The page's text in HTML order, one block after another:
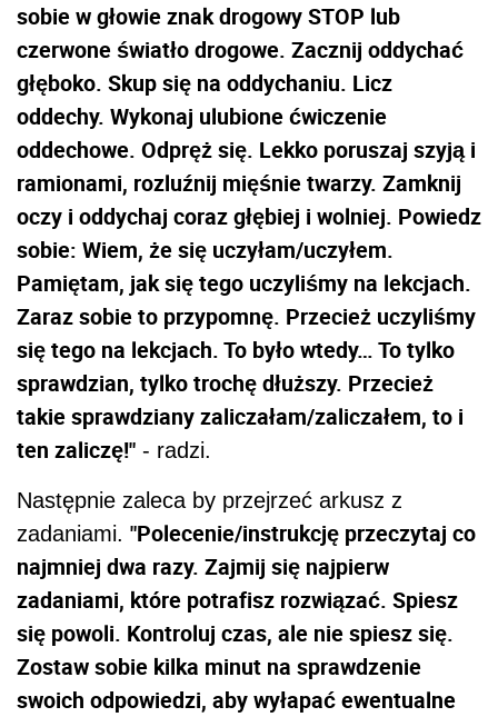
sobie w głowie znak drogowy STOP lub
czerwone światło drogowe. Zacznij oddychać
głęboko. Skup się na oddychaniu. Licz
oddechy. Wykonaj ulubione ćwiczenie
oddechowe. Odpręż się. Lekko poruszaj szyją i
ramionami, rozluźnij mięśnie twarzy. Zamknij
oczy i oddychaj coraz głębiej i wolniej. Powiedz
sobie: Wiem, że się uczyłam/uczyłem.
Pamiętam, jak się tego uczyliśmy na lekcjach.
Zaraz sobie to przypomnę. Przecież uczyliśmy
się tego na lekcjach. To było wtedy… To tylko
sprawdzian, tylko trochę dłuższy. Przecież
takie sprawdziany zaliczałam/zaliczałem, to i
ten zaliczę!" - radzi.
Następnie zaleca by przejrzeć arkusz z
zadaniami. "Polecenie/instrukcję przeczytaj co
najmniej dwa razy. Zajmij się najpierw
zadaniami, które potrafisz rozwiązać. Spiesz
się powoli. Kontroluj czas, ale nie spiesz się.
Zostaw sobie kilka minut na sprawdzenie
swoich odpowiedzi, aby wyłapać ewentualne